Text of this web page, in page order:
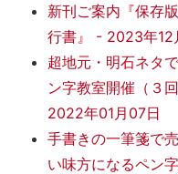
新刊ご案内『保存
行書』
- 2023年12
超地元・明石ネタ
ン字教室開催（３
2022年01月07日
手書きの一筆箋で
い味方になるペン